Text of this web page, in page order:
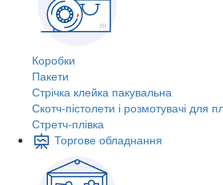
Коробки
Пакети
Стрічка клейка пакувальна
Скотч-пістолети і розмотувачі для
Стретч-плівка
Торгове обладнання